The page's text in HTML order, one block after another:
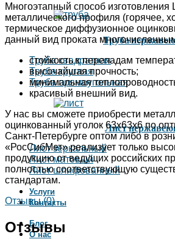
Труба
Труба квадратная
Труба круглая
Труба прямоугольная
Лист
Лист зеркальный
Лист матовый
Лист шлифованный
Услуги
Контакты
Блог
О нас
Многоэтапный способ изготовления
металлического профиля (горячее,
термическое диффузионное
данный вид проката
стойкость к перепадам
высочайшая прочность;
минимальная
красивый внешний вид.
У нас вы сможете приобрести
оцинкованный уголок 63х63х6 по
Санкт-Петербурге оптом либо в
«РосСибМет» реализует только
продукцию от ведущих российских
полностью соответствующую
стандартам.
Отзывы (0)
Отзывы